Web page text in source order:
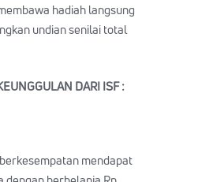
hadiah langsung
undian senilai total
DARI ISF :
mendapat